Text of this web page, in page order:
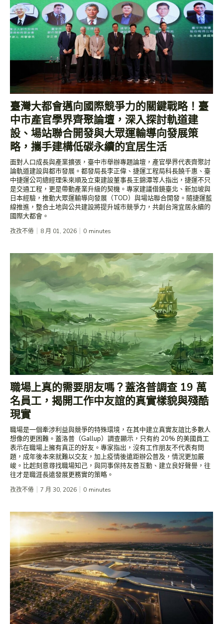
臺灣大都會邁向國際競爭力的關鍵戰略！臺
中市產官學界齊聚論壇，深入探討軌道建
設、場站聯合開發與大眾運輸導向發展策
略，攜手建構低碳永續的宜居生活
面對人口成長與產業擴張，臺中市舉辦專題論壇，產官學界代表齊聚討
論軌道建設與都市發展。都發局長李正偉、捷運工程局科長饒千惠、臺
中捷運公司總經理朱來順及立東建設董事長王錦潭等人指出，捷運不只
是交通工程，更是帶動產業升級的契機。專家建議借鏡臺北、新加坡與
日本經驗，推動大眾運輸導向發展（TOD）與場站聯合開發。隨捷運藍
線推進，整合土地與公共建設將提升城市競爭力，共創台灣宜居永續的
國際大都會。
孜孜不倦 8 月 01, 2026 0 minutes
職場上真的需要朋友嗎？蓋洛普調查 19 萬
名員工，揭開工作中友誼的真實樣貌與殘酷
現實
職場是一個牽涉利益與競爭的特殊環境，在其中建立真實友誼比多數人
想像的更困難。蓋洛普（Gallup）調查顯示，只有約 20% 的美國員工
表示在職場上擁有真正的好友。專家指出，沒有工作朋友不代表有問
題，成年後本來就難以交友，加上疫情後遠距辦公普及，情況更加嚴
峻。比起刻意尋找職場知己，與同事保持友善互動、建立良好聲譽，往
往才是職涯長遠發展更務實的策略。
孜孜不倦 7 月 30, 2026 0 minutes